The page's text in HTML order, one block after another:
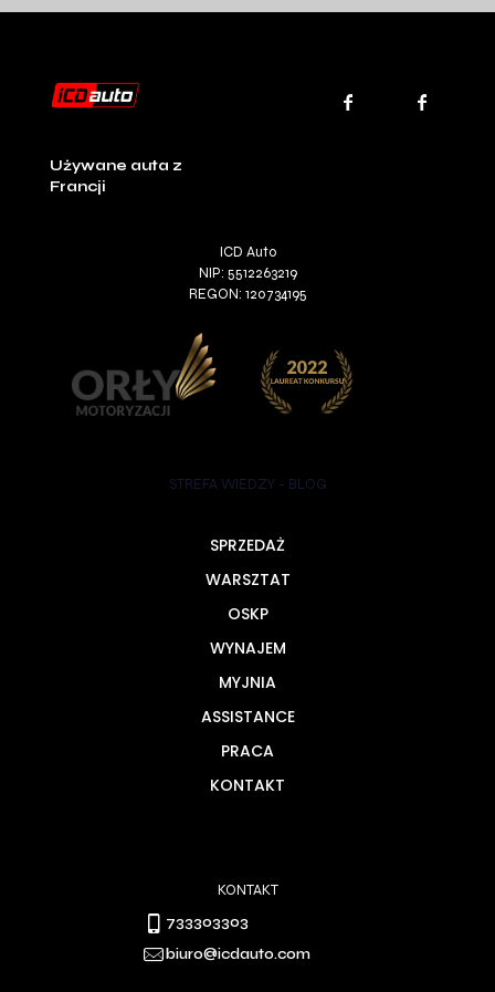
Używane auta z
Francji
ICD Auto
NIP: 5512263219
REGON: 120734195
STREFA WIEDZY - BLOG
SPRZEDAŻ
WARSZTAT
OSKP
WYNAJEM
MYJNIA
ASSISTANCE
PRACA
KONTAKT
KONTAKT
733303303
biuro@icdauto.com